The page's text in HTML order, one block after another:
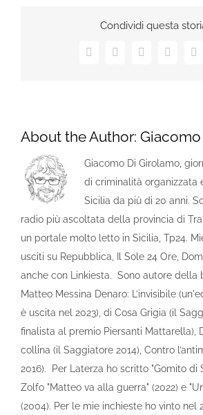
Condividi questa
Facebook
X LinkedInTumblr
About the Author:
Giacomo Di Girolamo,
di criminalità organizzata
Sicilia da più di 20 anni.
radio più ascoltata della provincia di
un portale molto letto in Sicilia, Tp24.
usciti su Repubblica, Il Sole 24 Ore,
anche con Linkiesta. Sono autore della
Matteo Messina Denaro: L’invisibile
è uscita nel 2023), di Cosa Grigia (il
finalista al premio Piersanti Mattarella),
collina (il Saggiatore 2014), Contro
2016). Per Laterza ho scritto "Gomito di
Zolfo "Matteo va alla guerra" (2022) e
(2004). Per le mie inchieste ho vinto nel